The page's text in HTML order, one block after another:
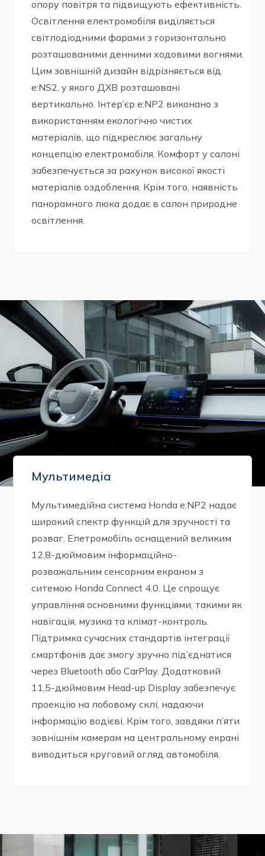
опору повітря та підвищують ефективність.
Освітлення електромобіля виділяється
світлодіодними фарами з горизонтально
розташованими денними ходовими вогнями.
Цим зовнішній дизайн відрізняється від
e:NS2, у якого ДХВ розташовані
вертикально. Інтер’єр e:NP2 виконано з
використанням екологічно чистих
матеріалів, що підкреслює загальну
концепцію електромобіля. Комфорт у салоні
забезпечується за рахунок високої якості
матеріалів оздоблення. Крім того, наявність
панорамного люка додає в салон природне
освітлення.
Мультимедіа
Мультимедійна система Honda e:NP2 надає
широкий спектр функцій для зручності та
розваг. Елетромобіль оснащений великим
12,8-дюймовим інформаційно-
розважальним сенсорним екраном з
ситемою Honda Connect 4.0. Це спрощує
управління основними функціями, такими як
навігація, музика та клімат-контроль.
Підтримка сучасних стандартів інтеграції
смартфонів дає змогу зручно під’єднатися
через Bluetooth або CarPlay. Додатковий
11,5-дюймовим Head-up Display забезпечує
проекцію на лобовому склі, надаючи
інформацію водієві. Крім того, завдяки п’яти
зовнішнім камерам на центральному екрані
виводиться круговий огляд автомобіля.